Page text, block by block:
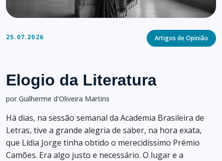
25.07.2026 Categories
Artigos de Opinião
Elogio da Literatura
por Guilherme d'Oliveira Martins
Há dias, na sessão semanal da Academia Brasileira de
Letras, tive a grande alegria de saber, na hora exata,
que Lídia Jorge tinha obtido o merecidíssimo Prémio
Camões. Era algo justo e necessário. O lugar e a